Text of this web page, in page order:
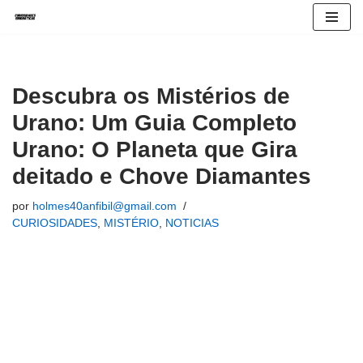
conteúdo
Descubra os Mistérios de
Urano: Um Guia Completo
Urano: O Planeta que Gira
deitado e Chove Diamantes
por holmes40anfibil@gmail.com
CURIOSIDADES, MISTÉRIO, NOTICIAS